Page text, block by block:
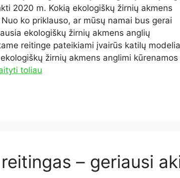
2020 m. Kokią ekologiškų žirnių akmens
ko priklauso, ar mūsų namai bus gerai
ekologiškų žirnių akmens anglių
reitinge pateikiami įvairūs katilų
žirnių akmens anglimi kūrenamos
toliau
– geriausi